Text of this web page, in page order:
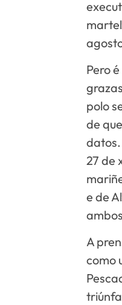
Pero
polo
de
27 de
e de
A
como